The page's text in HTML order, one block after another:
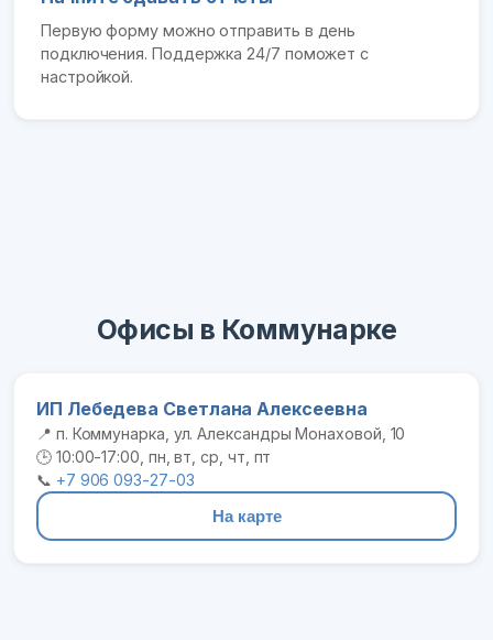
Первую форму можно отправить в день
подключения. Поддержка 24/7 поможет с
настройкой.
Офисы в Коммунарке
ИП Лебедева Светлана Алексеевна
📍 п. Коммунарка, ул. Александры Монаховой, 10
🕒 10:00-17:00, пн, вт, ср, чт, пт
📞 +7 906 093-27-03
На карте